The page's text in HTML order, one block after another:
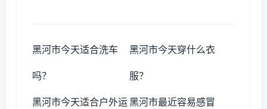
黑河市今天适合洗车
吗？
黑河市今天穿什么衣
服？
黑河市今天适合户外运黑河市最近容易感冒